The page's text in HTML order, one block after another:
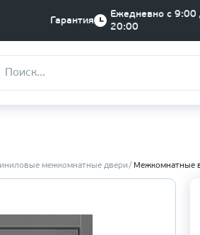
Гарантия
Ежедневно с 9:00
20:00
межкомнатные двери Межкомнатные